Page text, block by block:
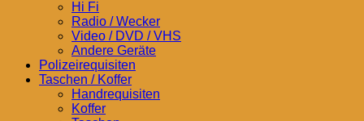
Hi Fi
Radio / Wecker
Video / DVD / VHS
Andere Geräte
Polizeirequisiten
Taschen / Koffer
Handrequisiten
Koffer